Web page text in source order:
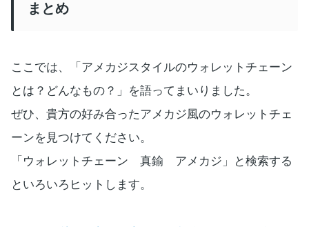
まとめ
ここでは、「アメカジスタイルのウォレットチェーン
とは？どんなもの？」を語ってまいりました。
ぜひ、貴方の好み合ったアメカジ風のウォレットチェ
ーンを見つけてください。
「ウォレットチェーン 真鍮 アメカジ」と検索する
といろいろヒットします。